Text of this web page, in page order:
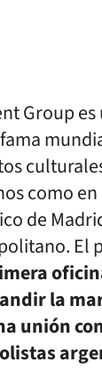
Group
como en
de
El
la
unión